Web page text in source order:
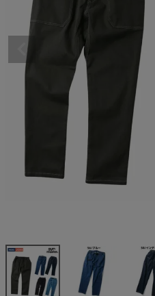
商品が見つからない方はこちら
最近閲覧した商品
ーカーパンツ
&カツラギベ
ーカーパンツ
gym master
(税込)